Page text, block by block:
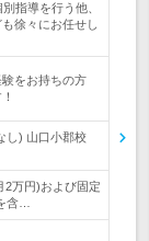
指導を行う他、
徐々にお任せし
験をお持ちの方
し) 山口小郡校
2万円)および固定
含…